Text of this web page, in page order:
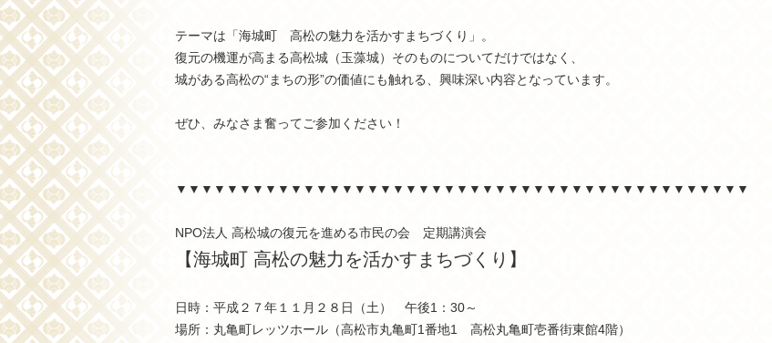
テーマは「海城町 高松の魅力を活かすまちづくり」。
復元の機運が高まる高松城（玉藻城）そのものについてだけではなく、
城がある高松の“まちの形”の価値にも触れる、興味深い内容となっています。
ぜひ、みなさま奮ってご参加ください！
▼▼▼▼▼▼▼▼▼▼▼▼▼▼▼▼▼▼▼▼▼▼▼▼▼▼▼▼▼▼▼▼▼▼▼▼▼▼▼▼▼▼▼▼▼
NPO法人 高松城の復元を進める市民の会 定期講演会
【海城町 高松の魅力を活かすまちづくり】
日時：平成２７年１１月２８日（土） 午後1：30～
場所：丸亀町レッツホール（高松市丸亀町1番地1 高松丸亀町壱番街東館4階）